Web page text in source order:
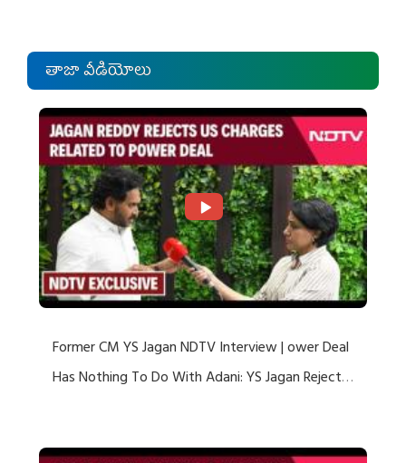
తాజా వీడియోలు
Former CM YS Jagan NDTV Interview | ower Deal
Has Nothing To Do With Adani: YS Jagan Rejects